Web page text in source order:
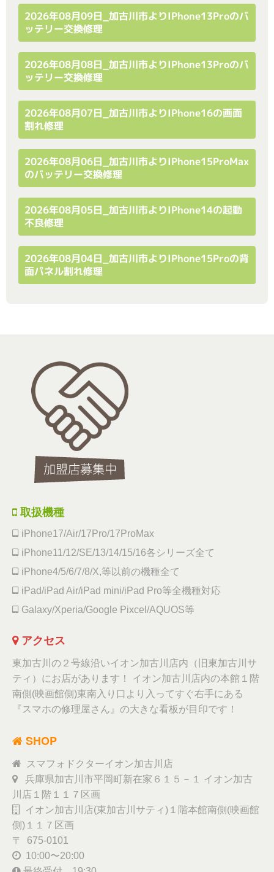
2026年08月09日_加古川市よりiPhone13Proのバ
ッテリー交換修理
2026年08月08日_加古川市よりiPhone13Proのバ
ッテリー交換修理
2026年08月07日_加古川市よりiPhone16の画面
割れ修理
2026年08月06日_加古川市よりiPhone15ProMax
のバッテリー交換修理
2026年08月05日_加古川市よりiPhone14の起動
不良修理
2026年08月04日_加古川市よりiPhone15Proの背
面パネル割れ修理
取扱機種
iPhone17/Air/17Pro/17ProMax
iPhone11/12/SE/13/14/15/16各シリーズ全て
iPhone4/5/6/7/8/X,等以前の機種全て
iPad/iPad Air/iPad mini/iPad Pro等全機種対応
Galaxy/Xperia/Google Pixcel/AQUOS等
アクセス
東加古川の２号線沿いイオン加古川店内（旧東加古川サ
ティ）にお店があります！ イオン加古川店内の本館１階
南側(映画館側)東南入り口より入ってすぐ右手にある
『スマホの修理屋さん』の大きな看板が目印です！
SHOP
スマフォドクターイオン加古川店
兵庫県加古川市平岡町新在家６１５－１ イオン加古
川店１階１１７区画
イオン加古川店(東加古川サティ)１階本館南側(映画館
側)１１７区画
〒 675-0101
10:00〜20:00